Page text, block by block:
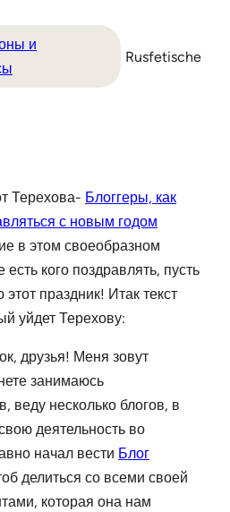
и
Rusfetische
Терехова- Блоггеры, как
с новым годом
в этом своеобразном
кого поздравлять, пусть
праздник! Итак текст
уйдет Терехову:
друзья! Меня зовут
занимаюсь
веду несколько блогов, в
деятельность во
начал вести Блог
делиться со всеми своей
которая она нам